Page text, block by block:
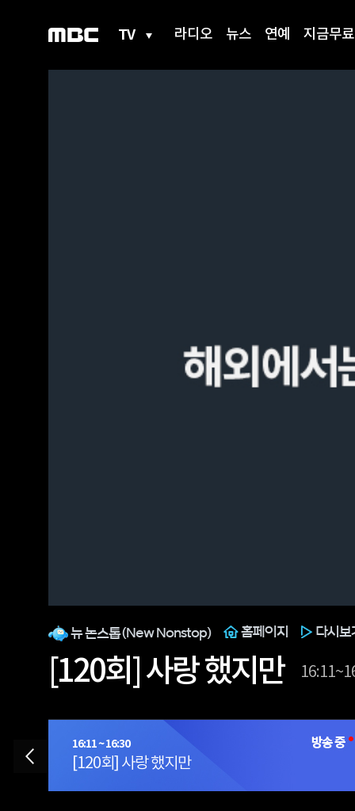
TV 라디오 뉴스 연예 지금무료
뉴 논스톱(New Nonstop) 홈페이지 다시보
[120회] 사랑 했지만
16:11 ~ 16:30
[120회] 사랑 했지만